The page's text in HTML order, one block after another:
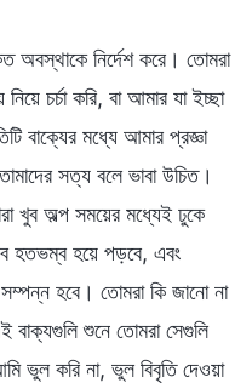
নির্দেশ করে। তোমরা
চর্চা করি, বা আমার যা ইচ্ছা
বাক্যের মধ্যে আমার প্রজ্ঞা
সত্য বলে ভাবা উচিত।
খুব অল্প সময়ের মধ্যেই ঢুকে
হতভম্ব হয়ে পড়বে, এবং
হবে। তোমরা কি জানো না
শুনে তোমরা সেগুলি
ভুল করি না, ভুল বিবৃতি দেওয়া